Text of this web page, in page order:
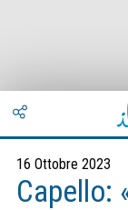
16 Ottobre 2023
Capello: